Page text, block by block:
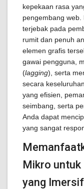
kepekaan rasa
pengembang
terjebak pada
rumit dan penuh
elemen grafis
gawai pengguna,
(lagging), serta
secara
yang efisien,
seimbang, serta
Anda dapat
yang sangat
Mikro untuk
yang Imersif